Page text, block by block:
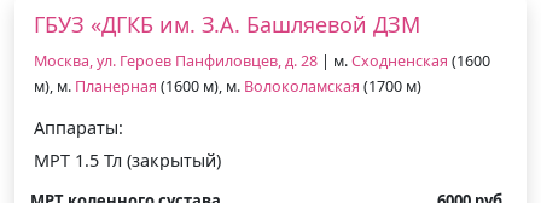
ГБУЗ «ДГКБ им. З.А. Башляевой ДЗМ
Москва, ул. Героев Панфиловцев, д. 28 | м.Сходненская (1600
м), м. Планерная (1600 м), м. Волоколамская (1700 м)
Аппараты:
МРТ 1.5 Тл (закрытый)